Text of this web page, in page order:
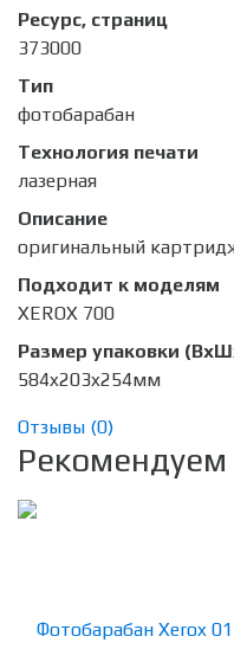
Ресурс, страниц
373000
Тип
фотобарабан
Технология печати
лазерная
Описание
оригинальный
Подходит к моделям
XEROX 700
Размер упаковки
584x203x254мм
Отзывы (0)
Рекомендуем